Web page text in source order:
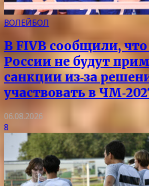
ВОЛЕЙБОЛ
В FIVB сообщили,
России не будут
санкции из‑за
участвовать в
06.08.2026
8